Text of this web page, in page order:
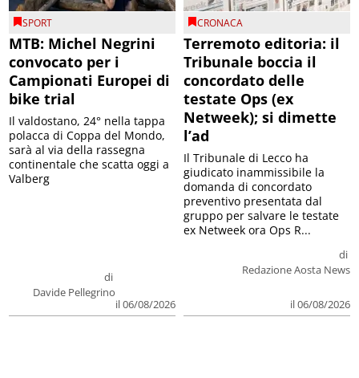
SPORT
MTB: Michel Negrini
convocato per i
Campionati Europei di
bike trial
di
Davide Pellegrino
il 06/08/2026
Il valdostano, 24° nella tappa
polacca di Coppa del Mondo,
sarà al via della rassegna
continentale che scatta oggi a
Valberg
CRONACA
Terremoto editoria: il
Tribunale boccia il
concordato delle
testate Ops (ex
Netweek); si dimette
l’ad
di
Redazione Aosta News
il 06/08/2026
Il Tribunale di Lecco ha
giudicato inammissibile la
domanda di concordato
preventivo presentata dal
gruppo per salvare le testate
ex Netweek ora Ops R...